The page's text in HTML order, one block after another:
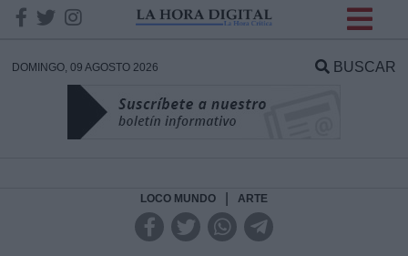
DOMINGO, 09 AGOSTO 2026 BUSCAR
LOCO MUNDO ARTE
DATOS
Responsable: